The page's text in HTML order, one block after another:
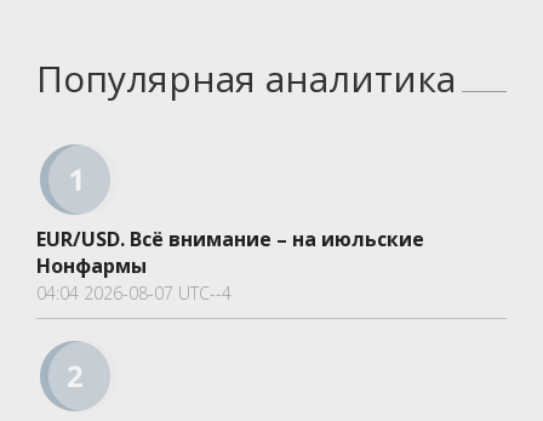
Популярная аналитика
EUR/USD. Всё внимание – на июльские
Нонфармы
04:04 2026-08-07 UTC--4